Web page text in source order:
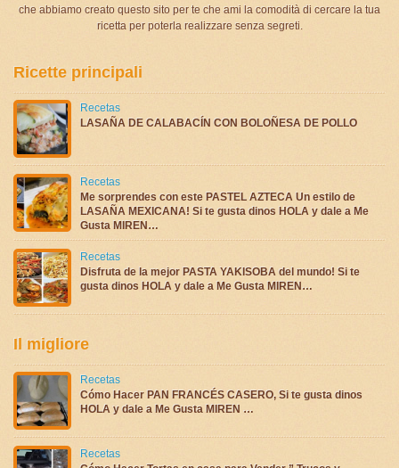
che abbiamo creato questo sito per te che ami la comodità di cercare la tua
ricetta per poterla realizzare senza segreti.
Ricette principali
Recetas
LASAÑA DE CALABACÍN CON BOLOÑESA DE POLLO
Recetas
Me sorprendes con este PASTEL AZTECA Un estilo de
LASAÑA MEXICANA! Si te gusta dinos HOLA y dale a Me
Gusta MIREN…
Recetas
Disfruta de la mejor PASTA YAKISOBA del mundo! Si te
gusta dinos HOLA y dale a Me Gusta MIREN…
Il migliore
Recetas
Cómo Hacer PAN FRANCÉS CASERO, Si te gusta dinos
HOLA y dale a Me Gusta MIREN …
Recetas